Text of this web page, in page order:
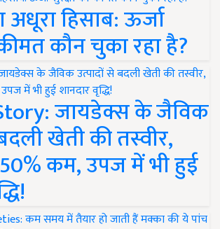
हिसाब: ऊर्जा
कौन चुका रहा है?
जायडेक्स के जैविक
खेती की तस्वीर,
कम, उपज में भी हुई